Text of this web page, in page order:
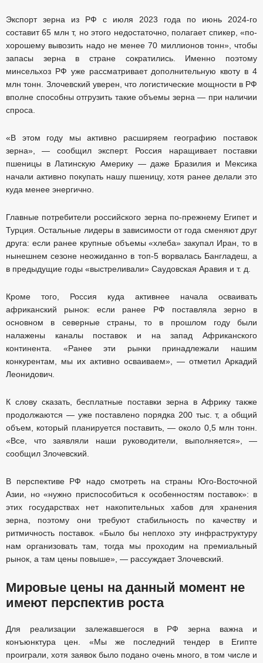
Экспорт зерна из РФ с июля 2023 года по июнь 2024-го
составит 65 млн т, но этого недостаточно, полагает спикер, «по-
хорошему вывозить надо не менее 70 миллионов тонн», чтобы
запасы зерна в стране сократились. Именно поэтому
минсельхоз РФ уже рассматривает дополнительную квоту в 4
млн тонн. Злочевский уверен, что логистические мощности в РФ
вполне способны отгрузить такие объемы зерна — при наличии
спроса.
«В этом году мы активно расширяем географию поставок
зерна», — сообщил эксперт. Россия наращивает поставки
пшеницы в Латинскую Америку — даже Бразилия и Мексика
начали активно покупать нашу пшеницу, хотя ранее делали это
куда менее энергично.
Главные потребители российского зерна по-прежнему Египет и
Турция. Остальные лидеры в зависимости от года сменяют друг
друга: если ранее крупные объемы «хлеба» закупал Иран, то в
нынешнем сезоне неожиданно в топ-5 ворвалась Бангладеш, а
в предыдущие годы «выстреливали» Саудовская Аравия и т. д.
Кроме того, Россия куда активнее начала осваивать
африканский рынок: если ранее РФ поставляла зерно в
основном в северные страны, то в прошлом году были
налажены каналы поставок и на запад Африканского
континента. «Ранее эти рынки принадлежали нашим
конкурентам, мы их активно осваиваем», — отметил Аркадий
Леонидович.
К слову сказать, бесплатные поставки зерна в Африку также
продолжаются — уже поставлено порядка 200 тыс. т, а общий
объем, который планируется поставить, — около 0,5 млн тонн.
«Все, что заявляли наши руководители, выполняется», —
сообщил Злочевский.
В перспективе РФ надо смотреть на страны Юго-Восточной
Азии, но «нужно приспособиться к особенностям поставок»: в
этих государствах нет накопительных хабов для хранения
зерна, поэтому они требуют стабильность по качеству и
ритмичность поставок. «Было бы неплохо эту инфраструктуру
нам организовать там, тогда мы проходим на премиальный
рынок, а там цены повыше», — рассуждает Злочевский.
Мировые цены на данный момент не
имеют перспектив роста
Для реализации залежавшегося в РФ зерна важна и
конъюнктура цен. «Мы же последний тендер в Египте
проиграли, хотя заявок было подано очень много, в том числе и